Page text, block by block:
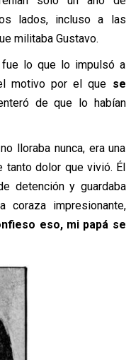
lados, incluso a las
militaba Gustavo.
fue lo que lo impulsó a
motivo por el que se
de que lo habían
lloraba nunca, era una
tanto dolor que vivió. Él
detención y guardaba
coraza impresionante,
eso, mi papá se